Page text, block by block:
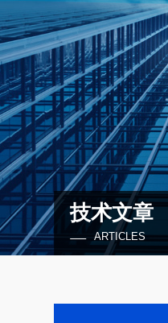
技术文章
ARTICLES